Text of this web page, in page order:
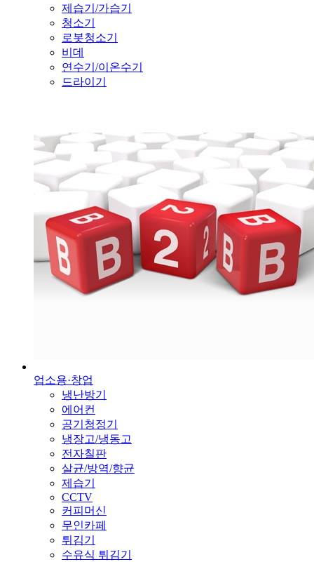
제습기/가습기
청소기
로봇청소기
비데
연수기/이온수기
드라이기
업소용·창업
냉난방기
에어컨
공기청정기
냉장고/냉동고
전자칠판
살균/방역/향균
제습기
CCTV
커피머신
무인카페
튀김기
수유식 튀김기